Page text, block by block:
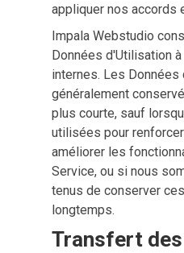
appliquer nos accords
Impala Webstudio
Données d'Utilisation
internes. Les
généralement
plus courte, sauf
utilisées pour
améliorer les
Service, ou si nous
tenus de conserver
longtemps.
Transfert